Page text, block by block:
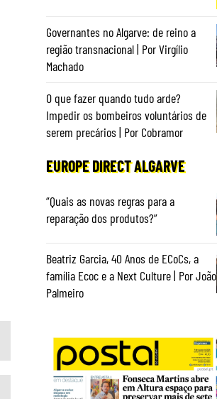
Governantes no Algarve: de reino a
região transnacional | Por Virgílio
Machado
O que fazer quando tudo arde?
Impedir os bombeiros voluntários de
serem precários | Por Cobramor
EUROPE DIRECT ALGARVE
“Quais as novas regras para a
reparação dos produtos?”
Beatriz Garcia, 40 Anos de ECoCs, a
família Ecoc e a Next Culture | Por João
Palmeiro